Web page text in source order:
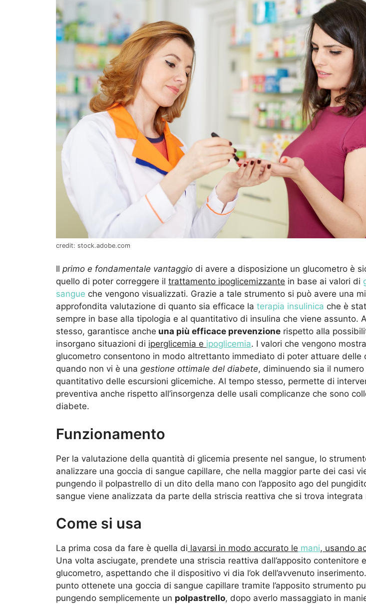
credit: stock.adobe.com
Il primo e fondamentale vantaggio di avere a disposizione un glucometro è
quello di poter correggere il trattamento ipoglicemizzante in base ai valori di
sangue che vengono visualizzati. Grazie a tale strumento si può avere una
approfondita valutazione di quanto sia efficace la terapia insulinica che è
sempre in base alla tipologia e al quantitativo di insulina che viene assunto.
stesso, garantisce anche una più efficace prevenzione rispetto alla
insorgano situazioni di iperglicemia e ipoglicemia. I valori che vengono
glucometro consentono in modo altrettanto immediato di poter attuare delle
quando non vi è una gestione ottimale del diabete, diminuendo sia il numero
quantitativo delle escursioni glicemiche. Al tempo stesso, permette di
preventiva anche rispetto all’insorgenza delle usali complicanze che sono
diabete.
Funzionamento
Per la valutazione della quantità di glicemia presente nel sangue, lo
analizzare una goccia di sangue capillare, che nella maggior parte dei casi
pungendo il polpastrello di un dito della mano con l’apposito ago del
sangue viene analizzata da parte della striscia reattiva che si trova integrata
Come si usa
La prima cosa da fare è quella di lavarsi in modo accurato le mani, usando
Una volta asciugate, prendete una striscia reattiva dall’apposito contenitore
glucometro, aspettando che il dispositivo vi dia l’ok dell’avvenuto
punto ottenete una goccia di sangue capillare tramite l’apposito strumento
pungendo semplicemente un polpastrello, dopo averlo massaggiato in